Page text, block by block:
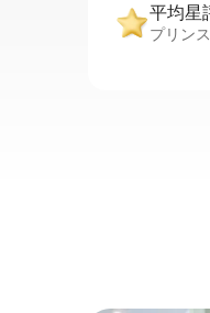
平均星
プリン